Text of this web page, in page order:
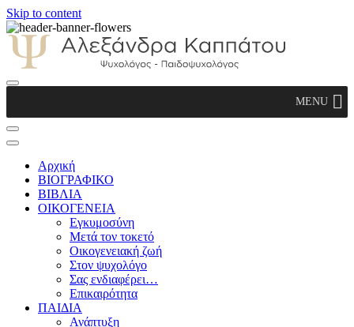
Skip to content
Παιδοψυχολόγος
MENU
Αρχική
ΒΙΟΓΡΑΦΙΚΟ
ΒΙΒΛΙΑ
ΟΙΚΟΓΕΝΕΙΑ
Εγκυμοσύνη
Μετά τον τοκετό
Οικογενειακή ζωή
Στον ψυχολόγο
Σας ενδιαφέρει…
Επικαιρότητα
ΠΑΙΔΙΑ
Ανάπτυξη